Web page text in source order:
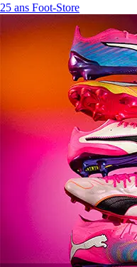
25 ans Foot-Store